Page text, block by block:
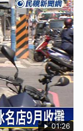
01:26